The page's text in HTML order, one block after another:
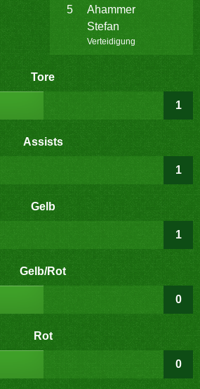
5
Ahammer
Stefan
Verteidigung
Tore
1
Assists
1
Gelb
1
Gelb/Rot
0
Rot
0